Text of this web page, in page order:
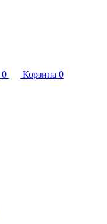
0 Корзина 0